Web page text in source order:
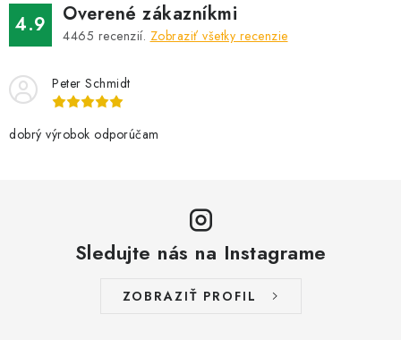
4.9 Overené zákazníkmi
4465 recenzií. Zobraziť všetky recenzie
Peter Schmidt
dobrý výrobok odporúčam
Sledujte nás na Instagrame
ZOBRAZIŤ PROFIL